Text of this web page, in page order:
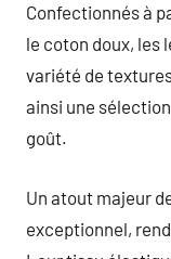
Confectionnés à
le coton doux, les
variété de
ainsi une
goût.
Un atout majeur
exceptionnel,